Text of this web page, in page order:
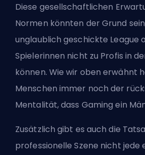
Diese gesellschaftlichen
Normen könnten der Grund
unglaublich geschickte League
Spielerinnen nicht zu Profis in
können. Wie wir oben erwähnt
Menschen immer noch der
Mentalität, dass Gaming ein
Zusätzlich gibt es auch die
professionelle Szene nicht jede